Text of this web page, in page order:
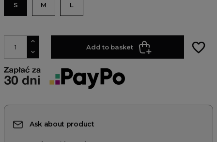
S M L
Add to basket favorite_border
Ask about product